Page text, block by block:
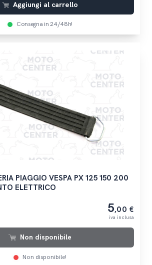
Aggiungi al carrello
Consegna in 24/48h!
PIAGGIO VESPA PX 125 150 200
ELETTRICO
5,00 €
iva inclusa
Non disponibile
Non disponibile!